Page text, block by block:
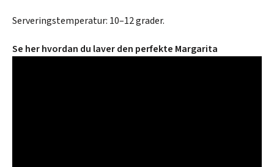
Serveringstemperatur: 10–12 grader.
Se her hvordan du laver den perfekte Margarita